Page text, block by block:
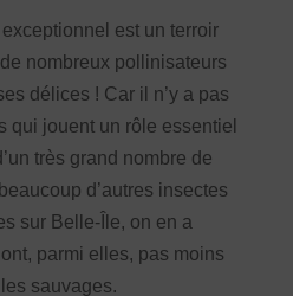
est un terroir
nombreux pollinisateurs
délices ! Car il n’y a pas
qui jouent un rôle essentiel
très grand nombre de
d’autres insectes
sur Belle-Île, on en a
parmi elles, pas moins
sauvages.